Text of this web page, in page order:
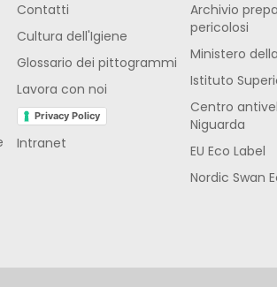
Contatti
Cultura dell'Igiene
Glossario dei pittogrammi
Lavora con noi
Privacy Policy
Intranet
Archivio
pericolosi
Ministero
Istituto
Centro
Niguarda
EU Eco Label
Nordic Swan